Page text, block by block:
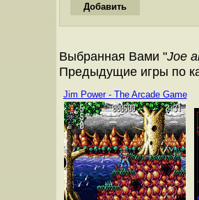
Выбранная Вами "Joe
Предыдущие игры по
Jim Power - The Arcade Game